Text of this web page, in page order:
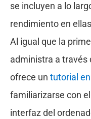
se incluyen a lo
rendimiento en
Al igual que la
administra a través
ofrece un tutorial
familiarizarse con
interfaz del